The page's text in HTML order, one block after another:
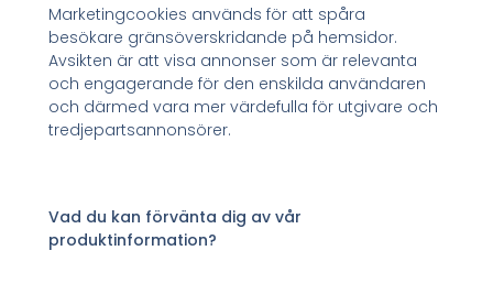
Marketingcookies används för att spåra
besökare gränsöverskridande på hemsidor.
Avsikten är att visa annonser som är relevanta
och engagerande för den enskilda användaren
och därmed vara mer värdefulla för utgivare och
tredjepartsannonsörer.
Vad du kan förvänta dig av vår
produktinformation?